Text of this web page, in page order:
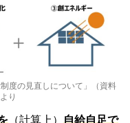
度の見直しについて」（資料
り
（計算上） 自給自足で